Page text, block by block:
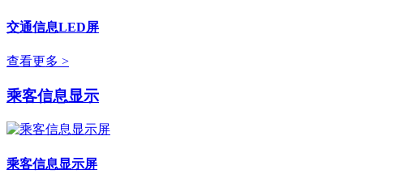
交通信息LED屏
查看更多 >
乘客信息显示
乘客信息显示屏